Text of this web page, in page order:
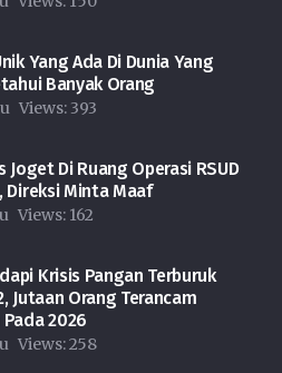
Yang Ada Di Dunia Yang
Banyak Orang
Views: 393
Joget Di Ruang Operasi RSUD
Direksi Minta Maaf
Views: 162
Krisis Pangan Terburuk
Jutaan Orang Terancam
2026
Views:258